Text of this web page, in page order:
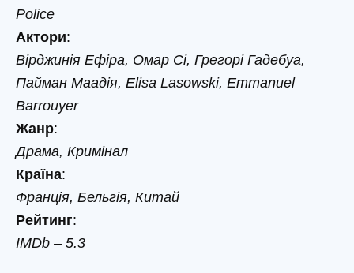
Police
Актори:
Вірджинія Ефіра, Омар Сі, Грегорі Гадебуа,
Пайман Маадія, Elisa Lasowski, Emmanuel
Barrouyer
Жанр:
Драма, Кримінал
Країна:
Франція, Бельгія, Китай
Рейтинг:
IMDb – 5.3